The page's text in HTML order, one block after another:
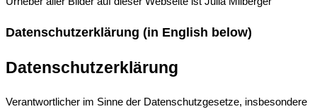
Datenschutzerklärung (in English below)
Datenschutzerklärung
Verantwortlicher im Sinne der Datenschutzgesetze, insbesondere